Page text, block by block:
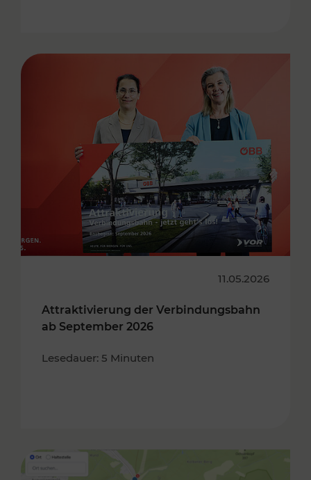
11.05.2026
Attraktivierung der Verbindungsbahn
ab September 2026
Lesedauer: 5 Minuten